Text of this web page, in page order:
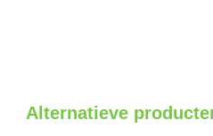
Alternatieve